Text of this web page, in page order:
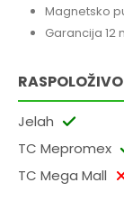
Magnetsko
Garancija 12
Jelah
TC Mepromex
TC Mega Mall